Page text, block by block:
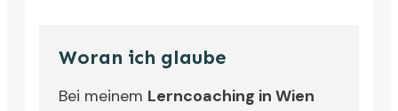
Woran ich glaube
Bei meinem Lerncoaching in Wien